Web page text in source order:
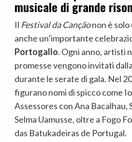
musicale di grande
Il Festival da Cançãonon è solo
anche un’importante
Portogallo. Ogni anno, artisti
promesse vengono invitati
durante le serate di gala. Nel
figurano nomi di spicco come
Assessores con Ana Bacalhau,
Selma Uamusse, oltre a Fogo
das Batukadeiras de Portugal.